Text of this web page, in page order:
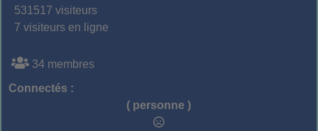
531517 visiteurs
7 visiteurs en ligne
34 membres
Connectés :
( personne )